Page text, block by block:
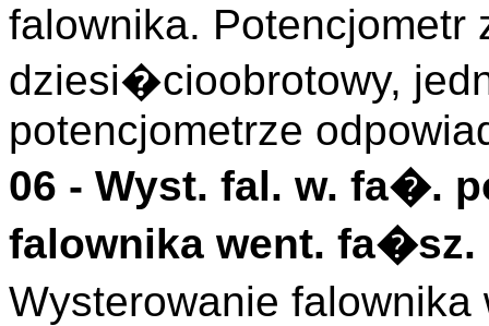
falownika. Potencjometr
dziesi�cioobrotowy,
potencjometrze
06 - Wyst. fal. w. fa�.
falownika went. fa�sz.
Wysterowanie